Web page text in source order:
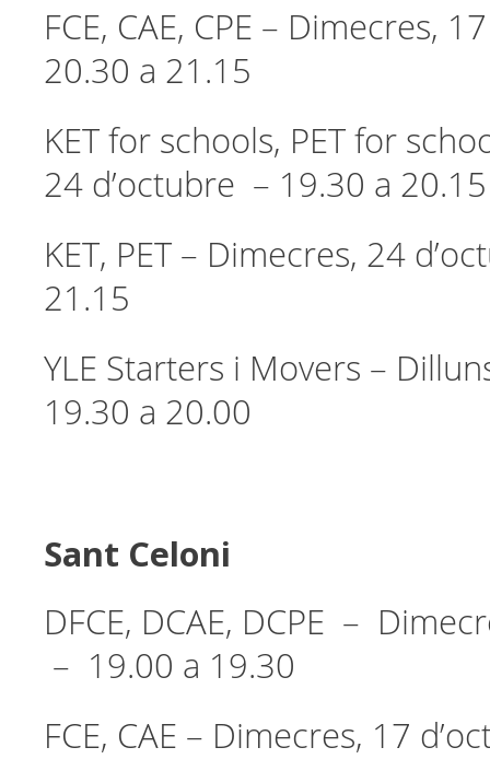
FCE, CAE, CPE – Dimecres,
20.30 a 21.15
KET for schools, PET for
24 d’octubre – 19.30 a 20.15
KET, PET – Dimecres, 24
21.15
YLE Starters i Movers –
19.30 a 20.00
Sant Celoni
DFCE, DCAE, DCPE –
– 19.00 a 19.30
FCE, CAE – Dimecres, 17